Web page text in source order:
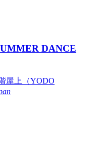
DANCE
屋上（YODO